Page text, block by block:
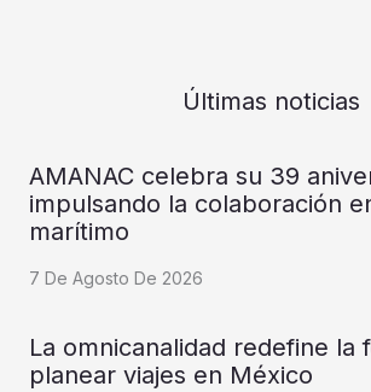
Últimas noticias
AMANAC celebra su 39
impulsando la colaboración
marítimo
7 De Agosto De 2026
La omnicanalidad redefine la
planear viajes en México